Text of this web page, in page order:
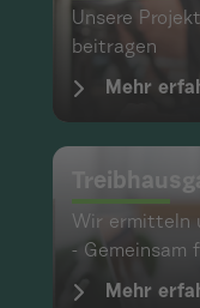
Unsere
beitragen
Mehr
Wir ermitteln
- Gemeinsam
Mehr